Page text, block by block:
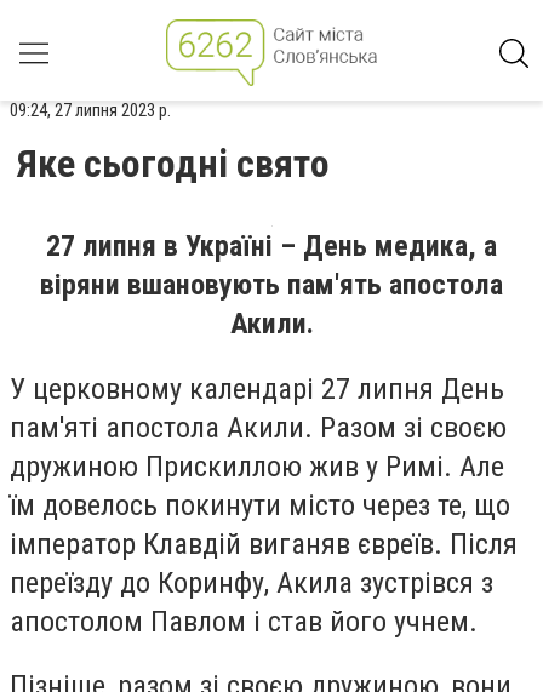
09:24, 27 липня 2023 р.
Яке сьогодні свято
27 липня в Україні – День медика, а
віряни вшановують пам'ять апостола
Акили.
У церковному календарі 27 липня День
пам'яті апостола Акили. Разом зі своєю
дружиною Прискиллою жив у Римі. Але
їм довелось покинути місто через те, що
імператор Клавдій виганяв євреїв. Після
переїзду до Коринфу, Акила зустрівся з
апостолом Павлом і став його учнем.